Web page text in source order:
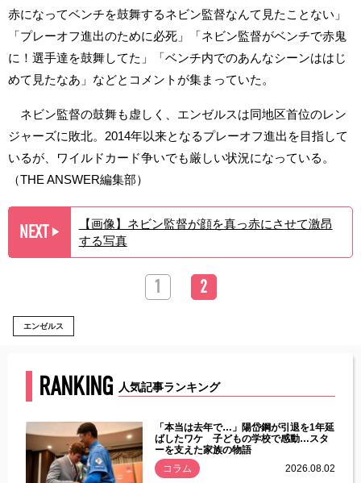
赤になってベンチを鼓舞するネビン監督なんて見たことない」
「プレーオフ進出のために必死」「ネビン監督がベンチで赤鬼
に！選手達を鼓舞してた」「ベンチ内でのあんなシーンははじ
めて見たなあ」などとコメントが集まっていた。
ネビン監督の鼓舞も虚しく、エンゼルスは同地区首位のレン
ジャーズに敗北。2014年以来となるプレーオフ進出を目指して
いるが、ワイルドカード争いでも厳しい状況になっている。
（THE ANSWER編集部）
NEXT ▶︎
【画像】ネビン監督が顔を真っ赤にさせて激昂
する写真
1 2
エンゼルス
RANKING 人気記事ランキング
「本当は去年で…」陽岱鋼が引退を1年延
ばしたワケ 子どもの学校で感動…スタ
ーを支えた家族の物語
コラム
2026.08.02